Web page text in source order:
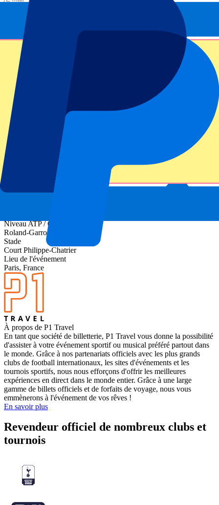
Envoyer
Vos informations seront utilisées conformément à notre
Privacy
.
Merci d'avoir envoyé le formulaire !
Informations sur l'événement
À propos de Roland-Garros Day 9 - 4th Round -
Niveau ATP / Grand Chelem
Roland-Garros 2027
Stade
Court Philippe-Chatrier
Lieu de l'événement
Paris, France
À propos de P1 Travel
En tant que société de billetterie, P1 Travel vous donne la possibilité
d'assister à votre événement sportif ou musical préféré partout dans
le monde. Grâce à nos partenariats officiels avec les plus grands
clubs de football internationaux, les sites d'événements et les
tournois sportifs, nous nous efforçons d'offrir les meilleures
expériences en direct dans le monde entier. Grâce à une large
gamme de billets officiels et de forfaits de voyage, nous vous
emmènerons à l'événement de vos rêves !
En savoir plus
Revendeur officiel de nombreux clubs et
tournois